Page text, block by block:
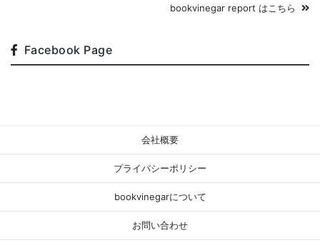
bookvinegar report はこちら
Facebook Page
会社概要
プライバシーポリシー
bookvinegarについて
お問い合わせ